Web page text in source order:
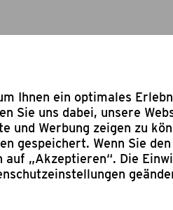
Magazin
Ihnen ein optimales
Sie uns dabei, unsere
und Werbung zeigen zu
gespeichert. Wenn Sie
„Akzeptieren“. Die